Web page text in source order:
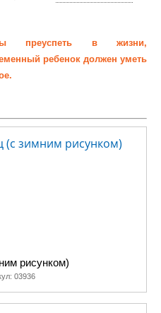
преуспеть в жизни,
ребенок должен уметь
рисовать, говорить на
языках, и не всегда
детям любого возраста
своими руками сделать
рисунком)
03936